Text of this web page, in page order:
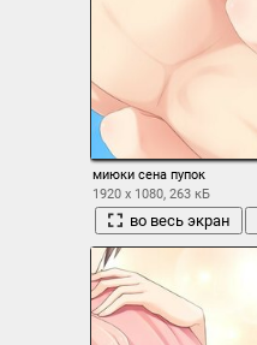
миюки сена пупок
1920 x 1080, 263 кБ
во весь экран